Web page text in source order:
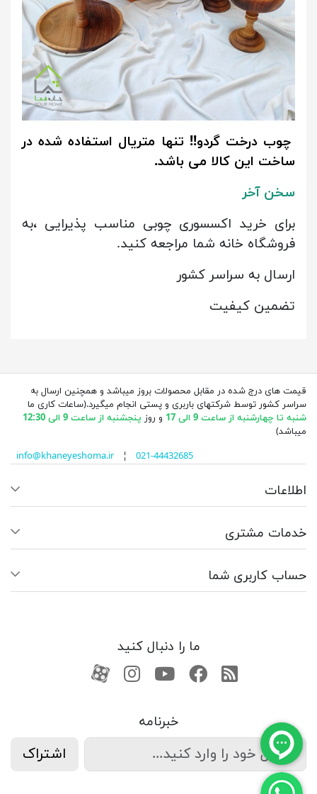
چوب درخت گردو!! تنها متریال استفاده شده در
ساخت این کالا می باشد.
سخن آخر
برای خرید اکسسوری چوبی مناسب پذیرایی ،به
فروشگاه خانه شما مراجعه کنید.
ارسال به سراسر کشور
تضمین کیفیت
قیمت های درج شده در مقابل محصولات بروز میباشد و همچنین ارسال به
سراسر کشور توسط شرکتهای باربری و پستی انجام میگیرد.(ساعات کاری ما
شنبه تا چهارشنبه از ساعت 9 الی 17
و روز پنجشنبه از ساعت 9 الی 12:30
میباشد)
info@khaneyeshoma.ir¦ 021-44432685
اطلاعات
خدمات مشتری
حساب کاربری شما
ما را دنبال کنید
RSSفیسبوکیوتیوبکانال آپارات
کانال آپارات
خبرنامه
اشتراک